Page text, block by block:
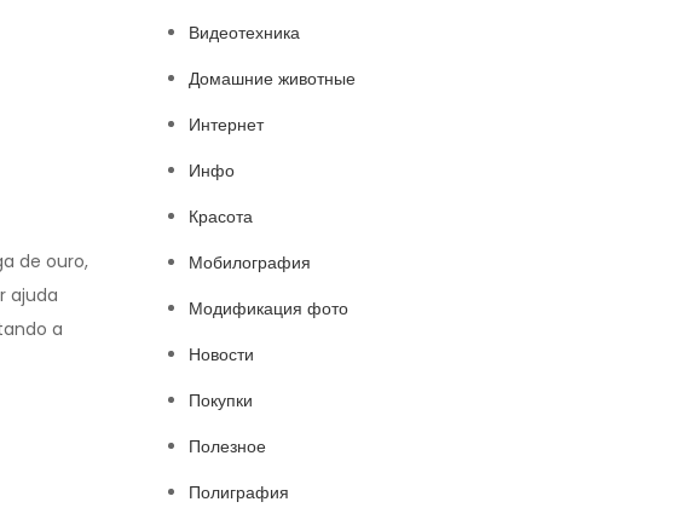
de ouro,
ajuda
a
Видеотехника
Домашние животные
Интернет
Инфо
Красота
Мобилография
Модификация фото
Новости
Покупки
Полезное
Полиграфия